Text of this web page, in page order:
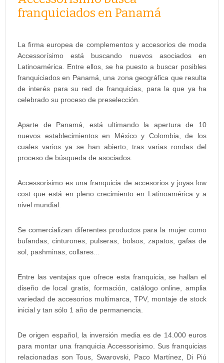
franquiciados en Panamá
La firma europea de complementos y accesorios de moda
Accessorísimo está buscando nuevos asociados en
Latinoamérica. Entre ellos, se ha puesto a buscar posibles
franquiciados en Panamá, una zona geográfica que resulta
de interés para su red de franquicias, para la que ya ha
celebrado su proceso de preselección.
Aparte de Panamá, está ultimando la apertura de 10
nuevos establecimientos en México y Colombia, de los
cuales varios ya se han abierto, tras varias rondas del
proceso de búsqueda de asociados.
Accessorisimo es una franquicia de accesorios y joyas low
cost que está en pleno crecimiento en Latinoamérica y a
nivel mundial.
Se comercializan diferentes productos para la mujer como
bufandas, cinturones, pulseras, bolsos, zapatos, gafas de
sol, pashminas, collares...
Entre las ventajas que ofrece esta franquicia, se hallan el
diseño de local gratis, formación, catálogo online, amplia
variedad de accesorios multimarca, TPV, montaje de stock
inicial y tan sólo 1 año de permanencia.
De origen español, la inversión media es de 14.000 euros
para montar una franquicia Accessorisimo. Sus franquicias
relacionadas son Tous, Swarovski, Paco Martínez, Di Piú